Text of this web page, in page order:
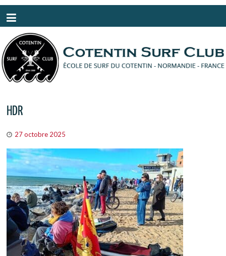
HDR
27 octobre 2025
Panneau de gestion des cookies